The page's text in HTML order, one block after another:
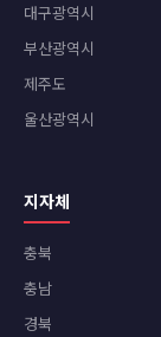
대구광역시
부산광역시
제주도
울산광역시
지자체
충북
충남
경북